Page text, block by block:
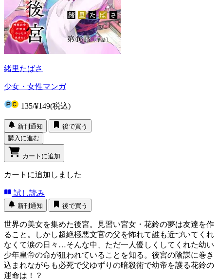
緒里たばさ
少女・女性マンガ
135/¥149(税込)
新刊通知
後で買う
購入に進む
カートに追加
カートに追加しました
試し読み
新刊通知 後で買う
世界の美女を集めた後宮。見習い宮女・花鈴の夢は友達を作
ること。しかし超絶極悪文官の父を怖れて誰も近づいてくれ
なくて涙の日々…そんな中、ただ一人優しくしてくれた幼い
少年皇帝の命が狙われていることを知る。後宮の陰謀に巻き
込まれながらも必死で父ゆずりの暗殺術で幼帝を護る花鈴の
運命は！？